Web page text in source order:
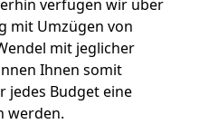
verfügen wir über
mit Umzügen von
mit jeglicher
Ihnen somit
jedes Budget eine
werden.